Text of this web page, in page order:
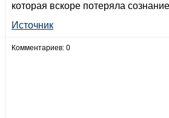
которая вскоре потеряла
Источник
Комментариев: 0